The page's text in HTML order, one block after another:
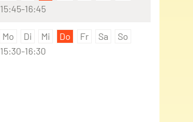
15:45-16:45
Mo Di Mi Do Fr Sa
So
15:30-16:30